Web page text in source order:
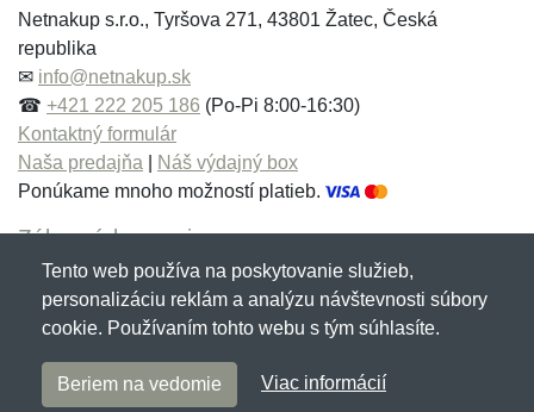
Meno:*
E-mail:
Správa*
E-mail:*
Správa*
Netnakup s.r.o., Tyršova 271, 43801 Žatec, Česká
republika
✉ info@netnakup.sk
☎ +421 222 205 186 (Po-Pi 8:00-16:30)
Kontaktný formulár
Naša predajňa
Náš výdajný box
Ponúkame mnoho možností platieb.
Zákaznícky servis
Novinky emailom
Copyright © 2007-2026 (19 rokov s vami)Netnakup.sk
NetIQ. Všetky práva vyhradené.
Tento web používa na poskytovanie služieb,
personalizáciu reklám a analýzu návštevnosti súbory
cookie. Používaním tohto webu s tým súhlasíte.
Beriem na vedomie Viac informácií